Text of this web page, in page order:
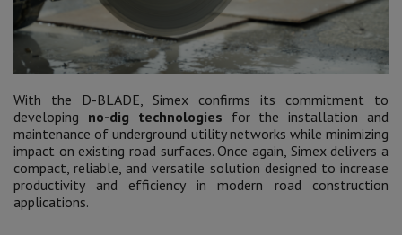
With the D-BLADE, Simex confirms its commitment to
developing no-dig technologies for the installation and
maintenance of underground utility networks while minimizing
impact on existing road surfaces. Once again, Simex delivers a
compact, reliable, and versatile solution designed to increase
productivity and efficiency in modern road construction
applications.